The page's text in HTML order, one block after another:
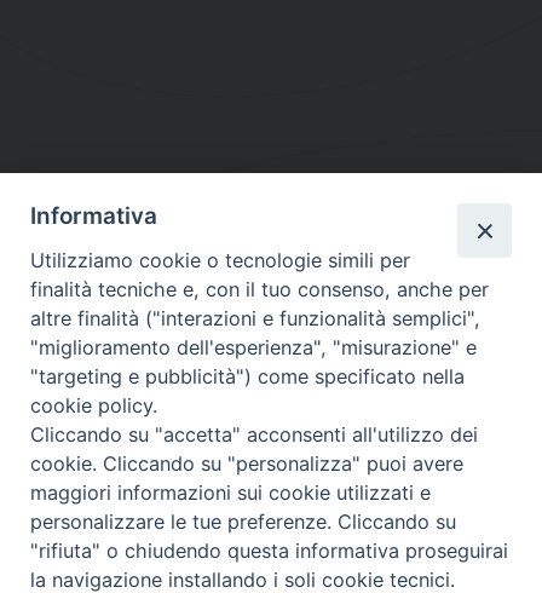
DIOCESI SUBURBICARIA DI ALBANO
Contatti:Tel.: 06.93268401 - Fax.: 06.9323844
E-mail:curia@diocesidialbano.it
Orari: dal Lunedì al Venerdì Ore: 9:00 - 13:00
Lunedì, Mercoledì e Venerdì, Ore 9:30 - 12:30
Diocesi Suburbicaria di Albano
Copyright © 2021
Informativa
Utilizziamo cookie o tecnologie simili per
finalità tecniche e, con il tuo consenso, anche per
altre finalità ("interazioni e funzionalità semplici",
"miglioramento dell'esperienza", "misurazione" e
"targeting e pubblicità") come specificato nella
cookie policy.
Cliccando su "accetta" acconsenti all'utilizzo dei
cookie. Cliccando su "personalizza" puoi avere
maggiori informazioni sui cookie utilizzati e
personalizzare le tue preferenze. Cliccando su
"rifiuta" o chiudendo questa informativa proseguirai
la navigazione installando i soli cookie tecnici.